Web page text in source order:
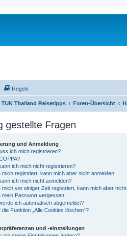
Regeln
TUK Thailand Reisetipps Foren-Übersicht
gestellte Fragen
und Anmeldung
ich mich registrieren?
ich mich nicht registrieren?
mich registriert, kann mich aber nicht anmelden!
ich mich nicht anmelden?
mich vor einiger Zeit registriert, kann mich aber
mein Passwort vergessen!
ich automatisch abgemeldet?
die Funktion „Alle Cookies löschen“?
und -einstellungen